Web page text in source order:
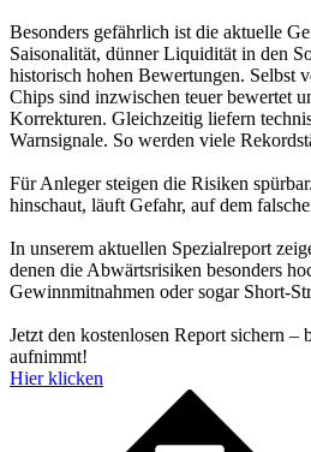
Besonders gefährlich ist die aktuelle
Saisonalität, dünner Liquidität in den
historisch hohen Bewertungen. Selbst
Chips sind inzwischen teuer bewertet
Korrekturen. Gleichzeitig liefern
Warnsignale. So werden viele
Für Anleger steigen die Risiken
hinschaut, läuft Gefahr, auf dem
In unserem aktuellen Spezialreport
denen die Abwärtsrisiken besonders
Gewinnmitnahmen oder sogar Short-
Jetzt den kostenlosen Report sichern
aufnimmt!
Hier klicken